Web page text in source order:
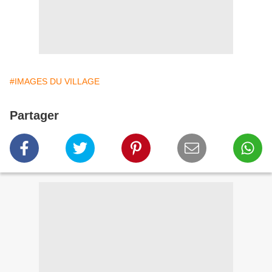
#IMAGES DU VILLAGE
Partager